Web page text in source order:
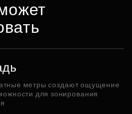
метры создают ощущение
для зонирования